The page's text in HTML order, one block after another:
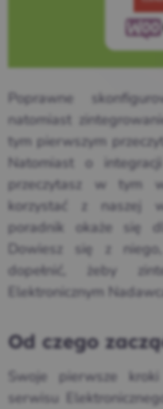
Poprawne
natomiast
tym pierwszym
Natomiast o
przeczytasz w tym
korzystać z naszej
poradnik okaże się
Dowiesz się z
dopełnić, żeby
Elektronicznym
Od czego
Swoje pierwsze
serwisu